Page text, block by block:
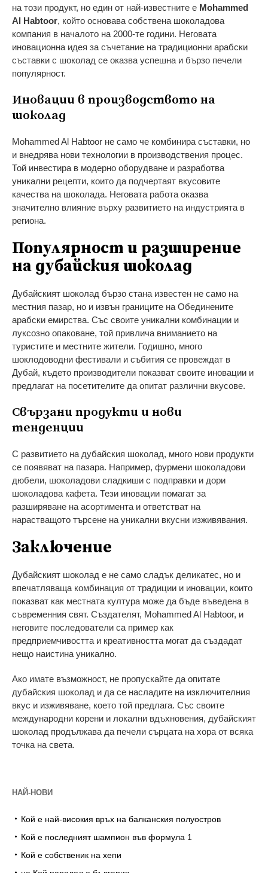
на този продукт, но един от най-известните е Mohammed
Al Habtoor, който основава собствена шоколадова
компания в началото на 2000-те години. Неговата
иновационна идея за съчетание на традиционни арабски
съставки с шоколад се оказва успешна и бързо печели
популярност.
Иновации в производството на
шоколад
Mohammed Al Habtoor не само че комбинира съставки, но
и внедрява нови технологии в производствения процес.
Той инвестира в модерно оборудване и разработва
уникални рецепти, които да подчертаят вкусовите
качества на шоколада. Неговата работа оказва
значително влияние върху развитието на индустрията в
региона.
Популярност и разширение
на дубайския шоколад
Дубайският шоколад бързо стана известен не само на
местния пазар, но и извън границите на Обединените
арабски емирства. Със своите уникални комбинации и
луксозно опаковане, той привлича вниманието на
туристите и местните жители. Годишно, много
шоклодоводни фестивали и събития се провеждат в
Дубай, където производители показват своите иновации и
предлагат на посетителите да опитат различни вкусове.
Свързани продукти и нови
тенденции
С развитието на дубайския шоколад, много нови продукти
се появяват на пазара. Например, фурмени шоколадови
дюбели, шоколадови сладкиши с подправки и дори
шоколадова кафета. Тези иновации помагат за
разширяване на асортимента и ответстват на
нарастващото търсене на уникални вкусни изживявания.
Заключение
Дубайският шоколад е не само сладък деликатес, но и
впечатляваща комбинация от традиции и иновации, които
показват как местната култура може да бъде въведена в
съвременния свят. Създателят, Mohammed Al Habtoor, и
неговите последователи са пример как
предприемчивостта и креативността могат да създадат
нещо наистина уникално.
Ако имате възможност, не пропускайте да опитате
дубайския шоколад и да се насладите на изключителния
вкус и изживяване, което той предлага. Със своите
международни корени и локални вдъхновения, дубайският
шоколад продължава да печели сърцата на хора от всяка
точка на света.
НАЙ-НОВИ
Кой е най-високия връх на балканския полуостров
Кой е последният шампион във формула 1
Кой е собственик на хепи